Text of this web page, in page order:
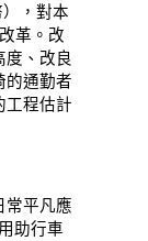
，對本
革。改
度、改良
的通勤者
工程估計
平凡應
助行車